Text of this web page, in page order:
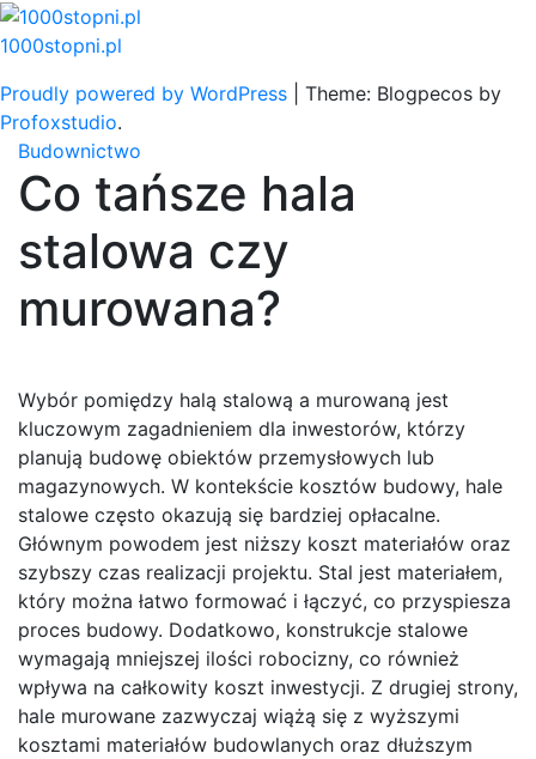
Skip
to
1000stopni.pl
Proudly powered by WordPress
Theme: Blogpecos by
Profoxstudio.
Budownictwo
Co tańsze hala
stalowa czy
murowana?
Wybór pomiędzy halą stalową a murowaną jest
kluczowym zagadnieniem dla inwestorów, którzy
planują budowę obiektów przemysłowych lub
magazynowych. W kontekście kosztów budowy, hale
stalowe często okazują się bardziej opłacalne.
Głównym powodem jest niższy koszt materiałów oraz
szybszy czas realizacji projektu. Stal jest materiałem,
który można łatwo formować i łączyć, co przyspiesza
proces budowy. Dodatkowo, konstrukcje stalowe
wymagają mniejszej ilości robocizny, co również
wpływa na całkowity koszt inwestycji. Z drugiej strony,
hale murowane zazwyczaj wiążą się z wyższymi
kosztami materiałów budowlanych oraz dłuższym